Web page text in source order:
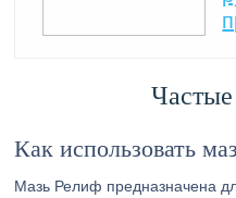
Как использовать
Мазь Релиф предназначена